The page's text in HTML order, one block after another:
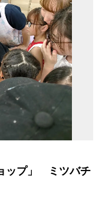
ップ」 ミツバチ